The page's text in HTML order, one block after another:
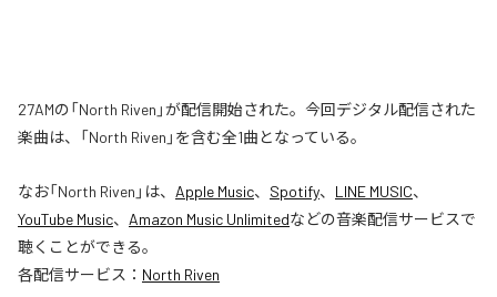
27AMの「North Riven」が配信開始された。今回デジタル配信された
楽曲は、「North Riven」を含む全1曲となっている。
なお「North Riven 」は、 Apple Music、 Spotify、 LINE MUSIC、
YouTube Music、 Amazon Music Unlimitedなどの音楽配信サービスで
聴くことができる。
各配信サービス： North Riven